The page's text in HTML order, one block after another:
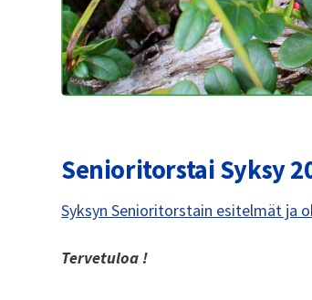
Senioritorstai Syksy
Syksyn Senioritorstain esitelmät ja
Tervetuloa !